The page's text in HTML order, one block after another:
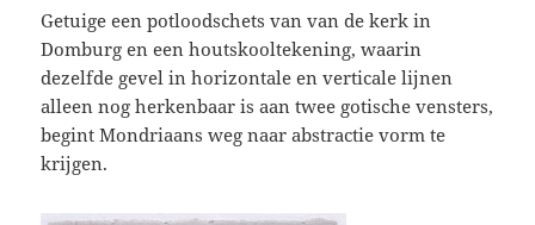
Getuige een potloodschets van van de kerk in
Domburg en een houtskooltekening, waarin
dezelfde gevel in horizontale en verticale lijnen
alleen nog herkenbaar is aan twee gotische vensters,
begint Mondriaans weg naar abstractie vorm te
krijgen.